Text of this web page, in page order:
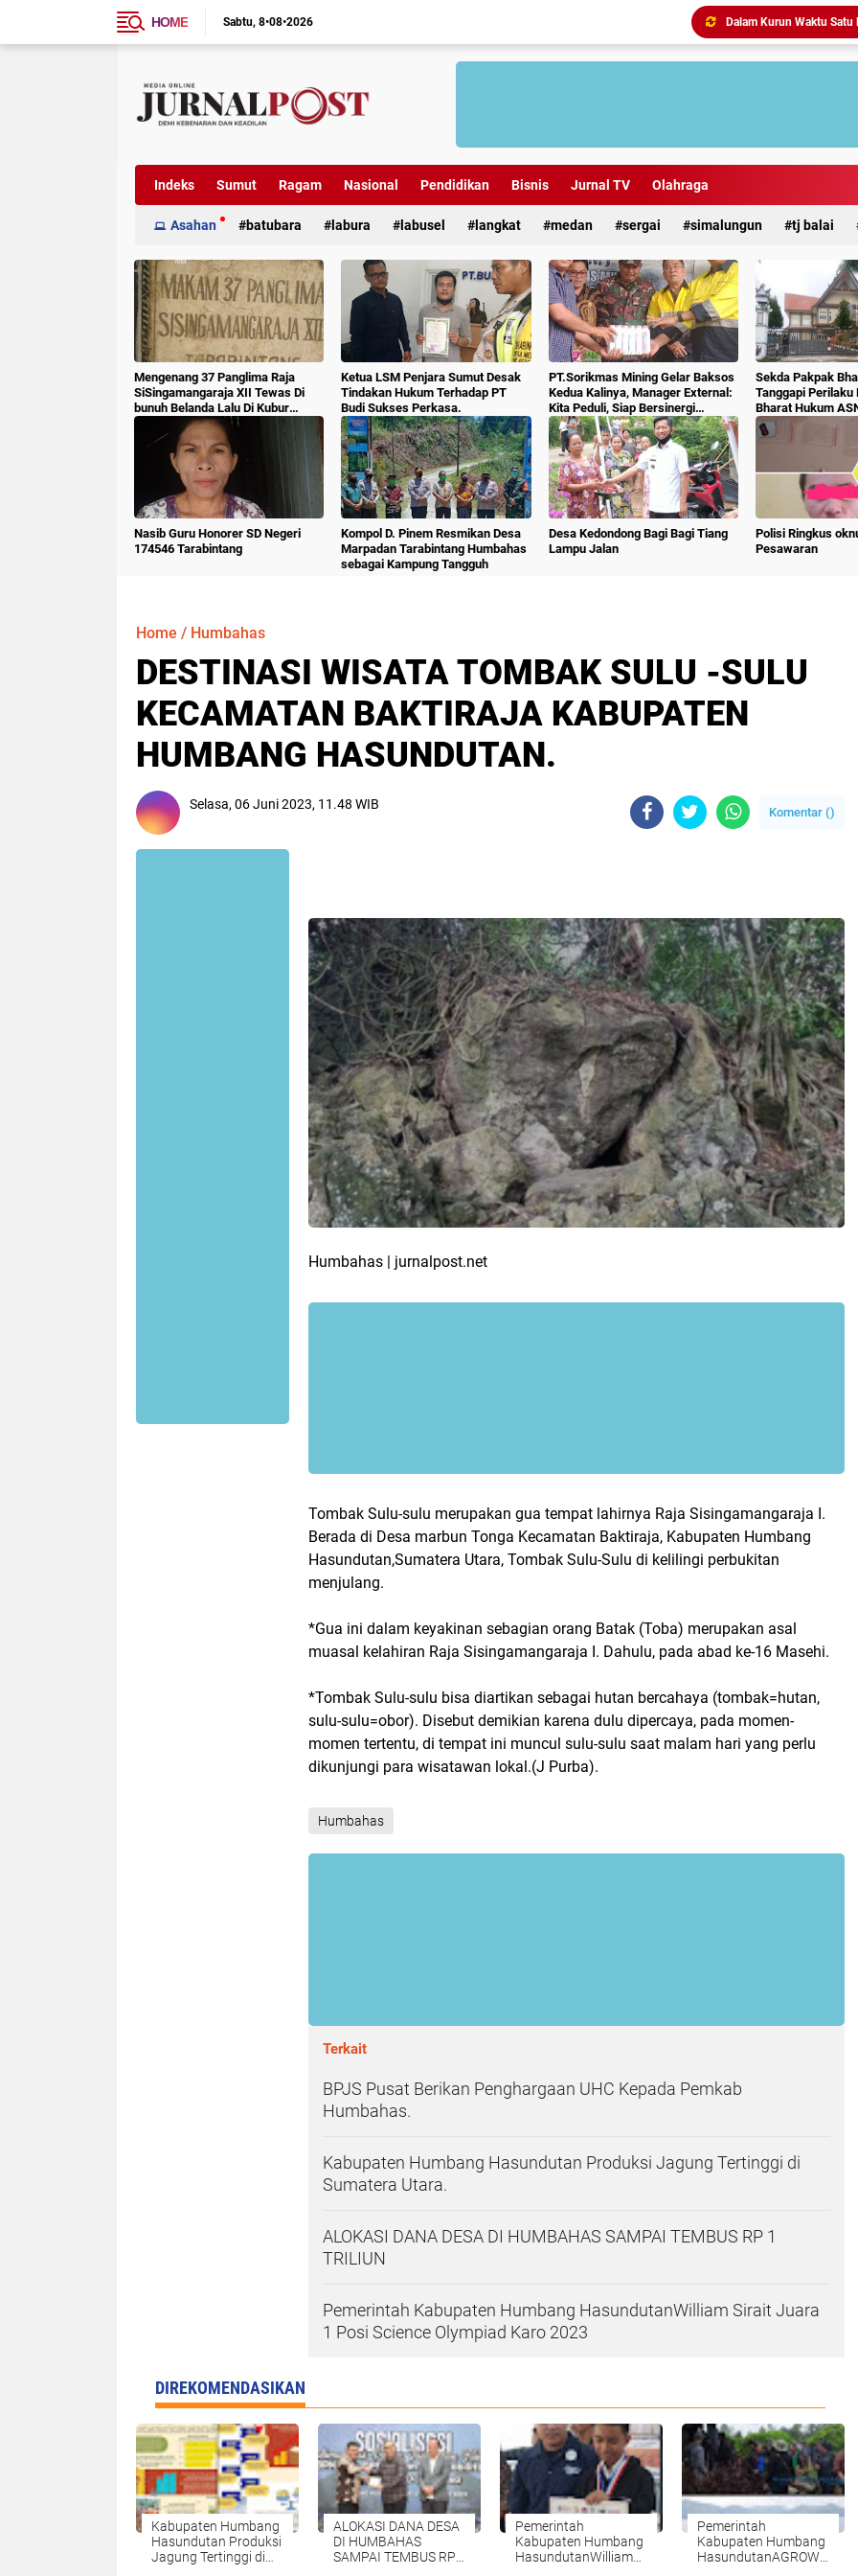
HOME Sabtu 8•08•2026
Indeks Sumut Ragam Nasional Pendidikan Bisnis Jurnal TV Olahraga
Asahan batubara labura labusel langkat medan sergai simalungun tj balai
Mengenang 37 Panglima Raja
SiSingamangaraja XII Tewas Di
bunuh Belanda Lalu Di Kubur
Massal Oleh Masyarakat
Ketua LSM Penjara Sumut Desak
Tindakan Hukum Terhadap PT
Budi Sukses Perkasa.
PT.Sorikmas Mining Gelar Baksos
Kedua Kalinya, Manager External:
Kita Peduli, Siap Bersinergi
Dengan Pemda & Masyarakat.
Sekda Pakpak
Tanggapi Perilaku
Bharat Hukum
Nasib Guru Honorer SD Negeri
174546 Tarabintang
Kompol D. Pinem Resmikan Desa
Marpadan Tarabintang Humbahas
sebagai Kampung Tangguh
Desa Kedondong Bagi Bagi Tiang
Lampu Jalan
Polisi Ringkus
Pesawaran
Home / Humbahas
DESTINASI WISATA TOMBAK SULU -SULU
KECAMATAN BAKTIRAJA KABUPATEN
HUMBANG HASUNDUTAN.
Selasa, 06 Juni 2023, 11.48 WIB
Komentar ()
Humbahas | jurnalpost.net
Tombak Sulu-sulu merupakan gua tempat lahirnya Raja Sisingamangaraja I.
Berada di Desa marbun Tonga Kecamatan Baktiraja, Kabupaten Humbang
Hasundutan,Sumatera Utara, Tombak Sulu-Sulu di kelilingi perbukitan
menjulang.
*Gua ini dalam keyakinan sebagian orang Batak (Toba) merupakan asal
muasal kelahiran Raja Sisingamangaraja I. Dahulu, pada abad ke-16 Masehi.
*Tombak Sulu-sulu bisa diartikan sebagai hutan bercahaya (tombak=hutan,
sulu-sulu=obor). Disebut demikian karena dulu dipercaya, pada momen-
momen tertentu, di tempat ini muncul sulu-sulu saat malam hari yang perlu
dikunjungi para wisatawan lokal.(J Purba).
Humbahas
Terkait
BPJS Pusat Berikan Penghargaan UHC Kepada Pemkab
Humbahas.
Kabupaten Humbang Hasundutan Produksi Jagung Tertinggi di
Sumatera Utara.
ALOKASI DANA DESA DI HUMBAHAS SAMPAI TEMBUS RP 1
TRILIUN
Pemerintah Kabupaten Humbang HasundutanWilliam Sirait Juara
1 Posi Science Olympiad Karo 2023
DIREKOMENDASIKAN
Kabupaten Humbang
Hasundutan Produksi
Jagung Tertinggi di
ALOKASI DANA DESA
DI HUMBAHAS
SAMPAI TEMBUS RP
Pemerintah
Kabupaten Humbang
HasundutanWilliam
Pemerintah
Kabupaten Humbang
HasundutanAGROWISATA